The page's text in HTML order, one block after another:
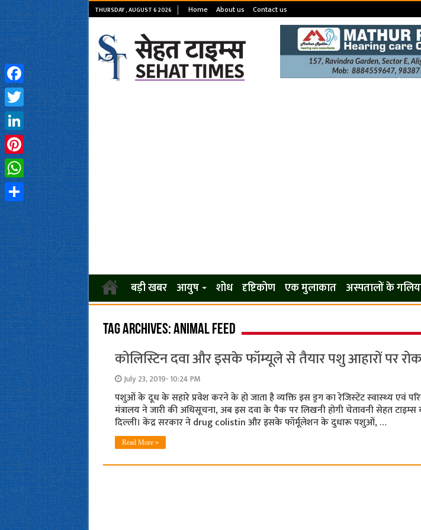
THURSDAY , AUGUST 6 2026 Home About us Contact us
बड़ी खबर आयुष शोध दृष्टिकोण एक मुलाकात अस्पतालों के
Tag Archives:animal feed
कोलिस्टिन दवा और इसके फॉम्‍यूले से तैयार पशु आहारों पर
July 23, 2019- 10:24 PM
पशुओं के दूध के सहारे प्रवेश करने के हो जाता है व्‍यक्ति इस ड्रग का रेजिस्‍टेंट स्‍वास्‍थ्‍य एवं
मंत्रालय ने जारी की अधिसूचना, अब इस दवा के पैक पर लिखनी होगी चेतावनी सेहत
दिल्‍ली। केंद्र सरकार ने drug colistin और इसके फॉर्मूलेशन के दुधारू पशुओं, …
Read More »
Facebook
Twitter
LinkedIn
Pinterest
WhatsApp
Share